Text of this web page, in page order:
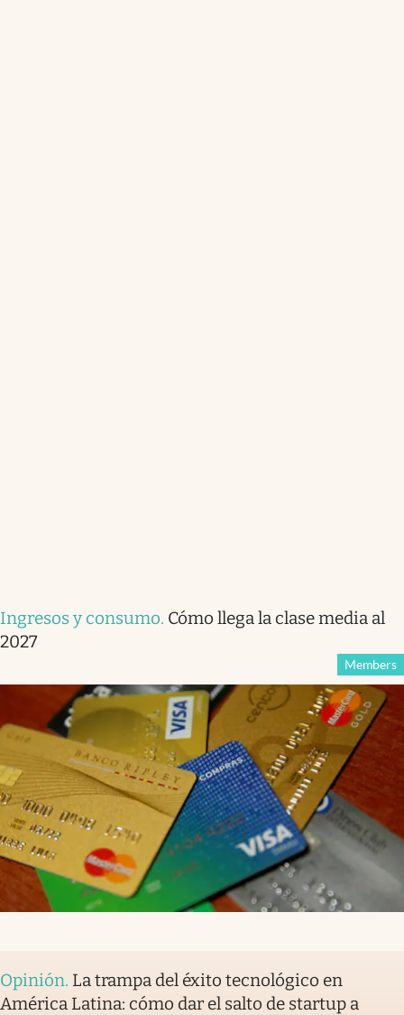
Ingresos y consumo. Cómo llega la clase media al
2027
Members
Opinión. La trampa del éxito tecnológico en
América Latina: cómo dar el salto de startup a